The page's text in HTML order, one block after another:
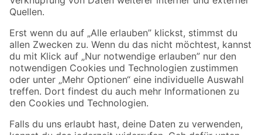
Sicher einkaufen
Jetzt die toom-App herunterladen